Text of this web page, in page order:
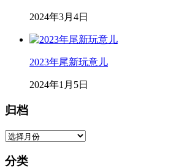
2024年3月4日
2023年尾新玩意儿
2024年1月5日
归档
归
分类